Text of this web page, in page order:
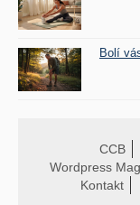
Bolí
CCB
Wordpress
Kontakt